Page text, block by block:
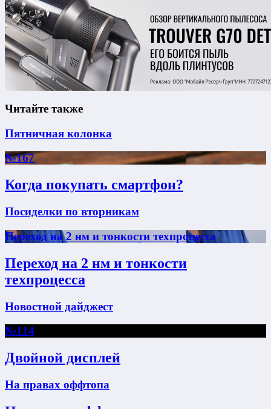
Читайте также
Пятничная колонка
№167
Когда покупать смартфон?
Посиделки по вторникам
Переход на 2 нм и тонкости техпроцесса
Переход на 2 нм и тонкости
техпроцесса
Новостной дайджест
№114
Двойной дисплей
На правах оффтопа